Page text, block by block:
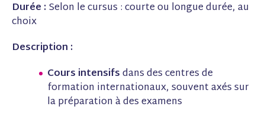
Durée : Selon le cursus : courte ou longue durée, au
choix
Description :
Cours intensifsdans des centres de
formation internationaux, souvent axés sur
la préparation à des examens